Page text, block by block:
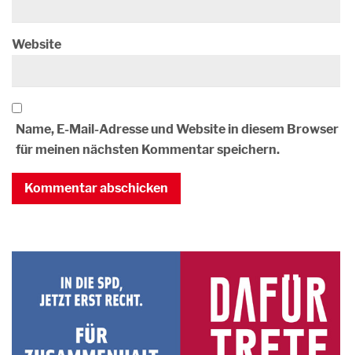
Website
Name, E-Mail-Adresse und Website in diesem Browser
für meinen nächsten Kommentar speichern.